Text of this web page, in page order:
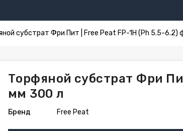
субстрат Фри Пит | Free Peat FP-1H (Ph 5.5-6.2)
Торфяной субстрат Фри
мм 300 л
Бренд Free Peat